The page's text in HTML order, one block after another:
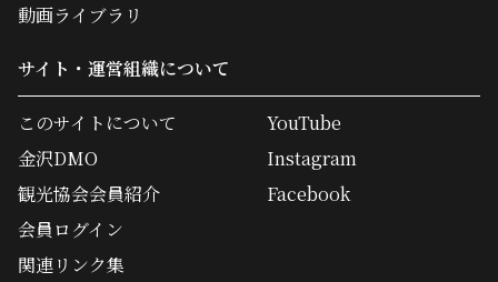
動画ライブラリ
サイト・運営組織について
このサイトについて
金沢DMO
観光協会会員紹介
会員ログイン
関連リンク集
YouTube
Instagram
Facebook